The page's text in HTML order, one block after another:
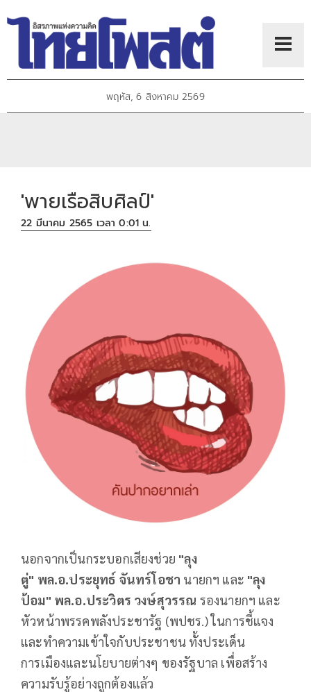
พฤหัส, 6 สิงหาคม 2569
'พายเรือสิบศิลป์'
22 มีนาคม 2565 เวลา 0:01 น.
นอกจากเป็นกระบอกเสียงช่วย "ลุง
ตู่" พล.อ.ประยุทธ์ จันทร์โอชา นายกฯ และ "ลุง
ป้อม" พล.อ.ประวิตร วงษ์สุวรรณ รองนายกฯ และ
หัวหน้าพรรคพลังประชารัฐ (พปชร.) ในการชี้แจง
และทำความเข้าใจกับประชาชน ทั้งประเด็น
การเมืองและนโยบายต่างๆ ของรัฐบาล เพื่อสร้าง
ความรับรู้อย่างถูกต้องแล้ว